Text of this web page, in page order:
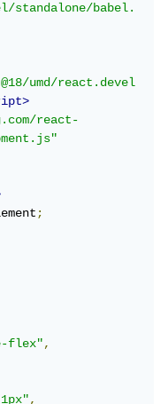
standalone/babel.
umd/react.devel
react-
;
flex",
,